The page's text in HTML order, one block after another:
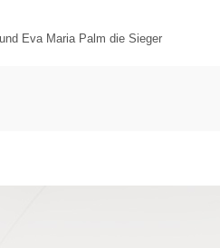
Eva Maria Palm die Sieger